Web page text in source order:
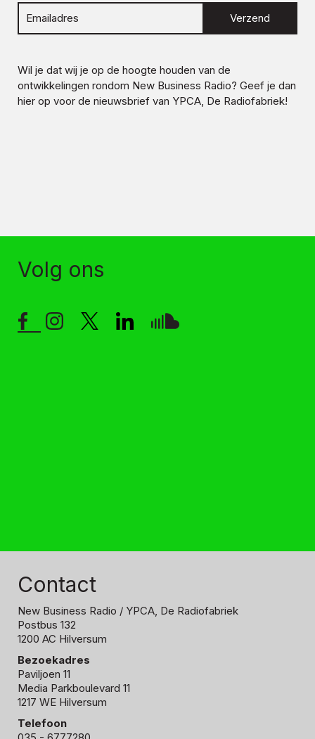
Verzend
Wil je dat wij je op de hoogte houden van de
ontwikkelingen rondom New Business Radio? Geef je dan
hier op voor de nieuwsbrief van YPCA, De Radiofabriek!
Volg ons
Contact
New Business Radio / YPCA, De Radiofabriek
Postbus 132
1200 AC Hilversum
Bezoekadres
Paviljoen 11
Media Parkboulevard 11
1217 WE Hilversum
Telefoon